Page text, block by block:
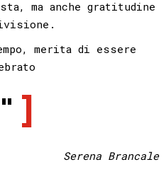
ma anche gratitudine
merita di essere
"
Serena Brancale